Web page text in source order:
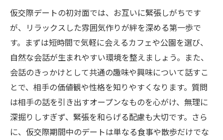
のステップ
成功する仮交際デートとは？結婚相談所のプロ
が教える秘訣
仮交際デートで信頼関係を築くための実践的ア
ドバイスまとめ
仮交際デートの初対面では、お互いに緊張しがちです
が、リラックスした雰囲気作りが絆を深める第一歩で
す。まずは短時間で気軽に会えるカフェや公園を選び、
自然な会話が生まれやすい環境を整えましょう。また、
会話のきっかけとして共通の趣味や興味について話すこ
とで、相手の価値観や性格を知りやすくなります。質問
は相手の話を引き出すオープンなものを心がけ、無理に
深掘りしすぎず、緊張を和らげる配慮も大切です。さら
に、仮交際期間中のデートは単なる食事や散歩だけでな